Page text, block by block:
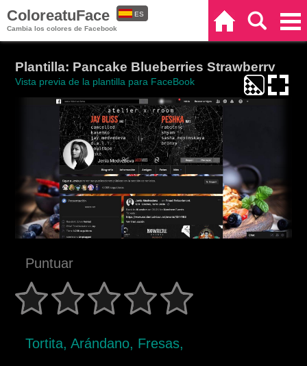
ColoreatuFace
Cambia los colores de Facebook
ES
Plantilla: Pancake Blueberries Strawberry
Vista previa de la plantilla para FaceBook
Puntuar
Tortita, Arándano, Fresas,